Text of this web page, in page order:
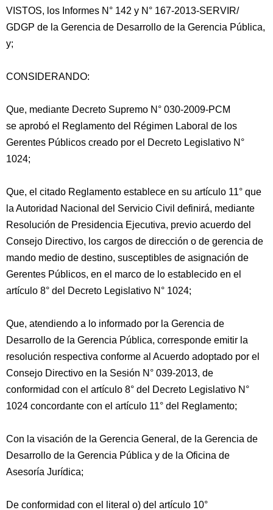
VISTOS, los Informes N° 142 y N° 167-2013-SERVIR/
GDGP de la Gerencia de Desarrollo de la Gerencia Pública,
y;
CONSIDERANDO:
Que, mediante Decreto Supremo N° 030-2009-PCM
se aprobó el Reglamento del Régimen Laboral de los
Gerentes Públicos creado por el Decreto Legislativo N°
1024;
Que, el citado Reglamento establece en su artículo 11° que
la Autoridad Nacional del Servicio Civil definirá, mediante
Resolución de Presidencia Ejecutiva, previo acuerdo del
Consejo Directivo, los cargos de dirección o de gerencia de
mando medio de destino, susceptibles de asignación de
Gerentes Públicos, en el marco de lo establecido en el
artículo 8° del Decreto Legislativo N° 1024;
Que, atendiendo a lo informado por la Gerencia de
Desarrollo de la Gerencia Pública, corresponde emitir la
resolución respectiva conforme al Acuerdo adoptado por el
Consejo Directivo en la Sesión N° 039-2013, de
conformidad con el artículo 8° del Decreto Legislativo N°
1024 concordante con el artículo 11° del Reglamento;
Con la visación de la Gerencia General, de la Gerencia de
Desarrollo de la Gerencia Pública y de la Oficina de
Asesoría Jurídica;
De conformidad con el literal o) del artículo 10°